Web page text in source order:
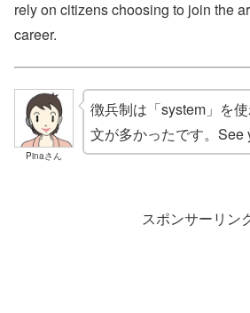
rely on citizens choosing to join the
career.
Pinaさん
徴兵制は「system」を
文が多かったです。See
スポンサーリン